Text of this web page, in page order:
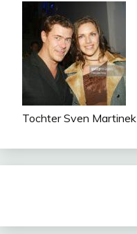
Tochter Sven Martinek